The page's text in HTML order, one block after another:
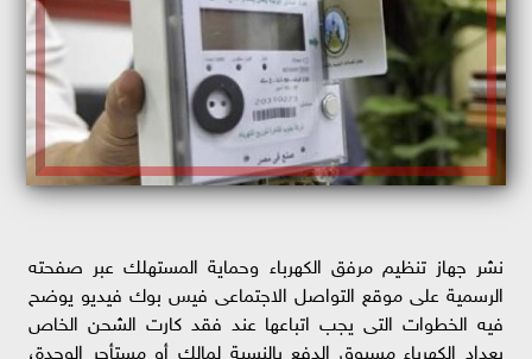
نشر جهاز تنظيم مرفق الكهرباء وحماية المستهلك عبر صفحته
الرسمية على موقع التواصل الاجتماعى فيس بوك فيديو يوضح
فيه الخطوات التى يجب اتباعها عند فقد كارت الشحن الخاص
بعداد الكهرباء مسبوق الدفع بالنسبة لمالك أو مستأجر الوحدة،